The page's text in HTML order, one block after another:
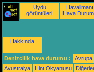
Uydu
görüntüleri
Havalimanı
Hava
Hakkında
Denizcilik hava durumu : Avrupa
Avustralya
Hint Okyanusu